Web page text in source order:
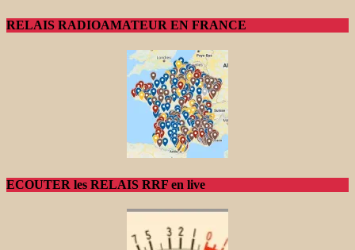
RELAIS RADIOAMATEUR EN FRANCE
ECOUTER les RELAIS RRF en live